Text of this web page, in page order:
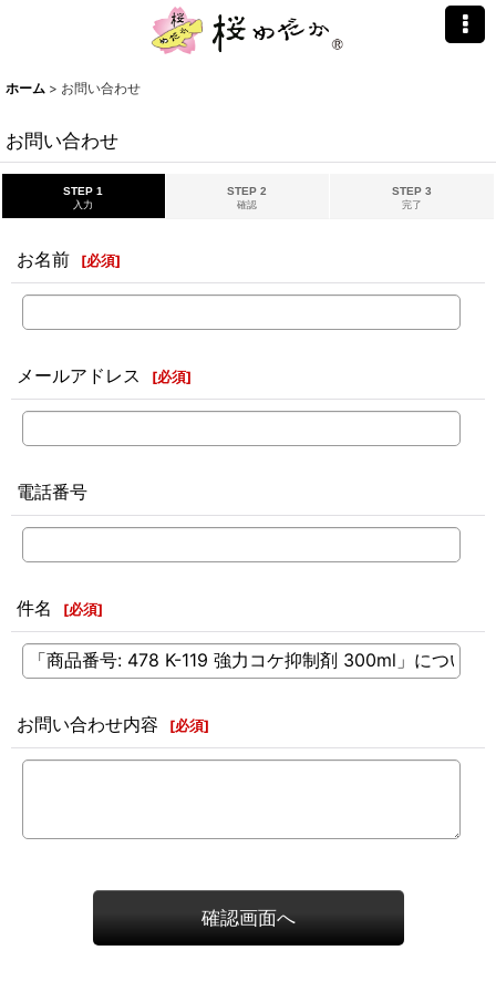
ホーム > お問い合わせ
お問い合わせ
STEP 1
入力
STEP 2
確認
STEP 3
完了
お名前 [必須]
メールアドレス [必須]
電話番号
件名 [必須]
お問い合わせ内容 [必須]
確認画面へ